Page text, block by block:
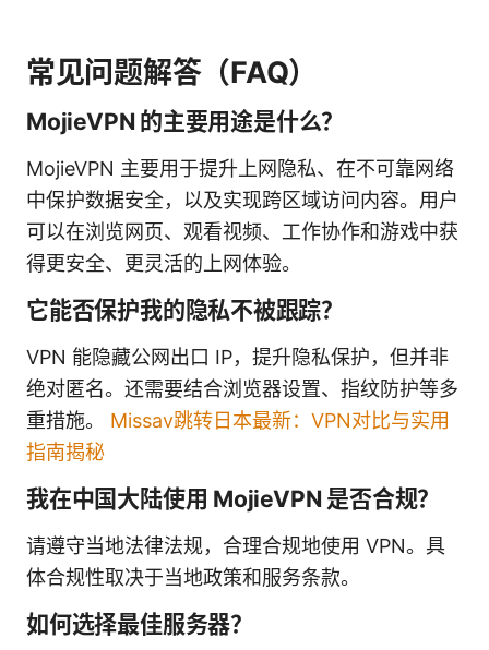
常见问题解答（FAQ）
MojieVPN 的主要用途是什么？
MojieVPN 主要用于提升上网隐私、在不可靠网络
中保护数据安全，以及实现跨区域访问内容。用户
可以在浏览网页、观看视频、工作协作和游戏中获
得更安全、更灵活的上网体验。
它能否保护我的隐私不被跟踪？
VPN 能隐藏公网出口 IP，提升隐私保护，但并非
绝对匿名。还需要结合浏览器设置、指纹防护等多
重措施。 Missav跳转日本最新：VPN对比与实用
指南揭秘
我在中国大陆使用 MojieVPN 是否合规？
请遵守当地法律法规，合理合规地使用 VPN。具
体合规性取决于当地政策和服务条款。
如何选择最佳服务器？